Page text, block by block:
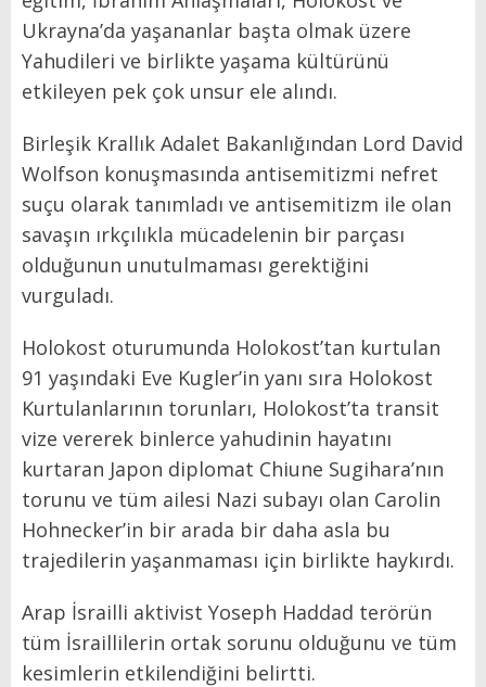
Ukrayna’da yaşananlar başta olmak üzere
Yahudileri ve birlikte yaşama kültürünü
etkileyen pek çok unsur ele alındı.
Birleşik Krallık Adalet Bakanlığından Lord David
Wolfson konuşmasında antisemitizmi nefret
suçu olarak tanımladı ve antisemitizm ile olan
savaşın ırkçılıkla mücadelenin bir parçası
olduğunun unutulmaması gerektiğini
vurguladı.
Holokost oturumunda Holokost’tan kurtulan
91 yaşındaki Eve Kugler’in yanı sıra Holokost
Kurtulanlarının torunları, Holokost’ta transit
vize vererek binlerce yahudinin hayatını
kurtaran Japon diplomat Chiune Sugihara’nın
torunu ve tüm ailesi Nazi subayı olan Carolin
Hohnecker’in bir arada bir daha asla bu
trajedilerin yaşanmaması için birlikte haykırdı.
Arap İsrailli aktivist Yoseph Haddad terörün
tüm İsraillilerin ortak sorunu olduğunu ve tüm
kesimlerin etkilendiğini belirtti.